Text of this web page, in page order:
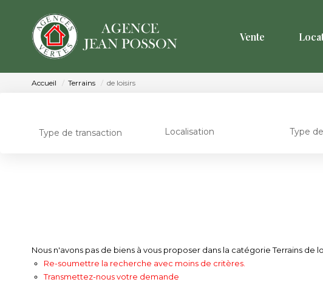
Vente
Accueil Terrains de loisirs
Type de transaction Localisation Type
Nous n'avons pas de biens à vous proposer dans la catégorie Terrains de
Re-soumettre la recherche avec moins de critères.
Transmettez-nous votre demande